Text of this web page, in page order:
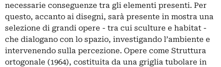
necessarie conseguenze tra gli elementi presenti. Per
questo, accanto ai disegni, sarà presente in mostra una
selezione di grandi opere - tra cui sculture e habitat -
che dialogano con lo spazio, investigando l’ambiente e
intervenendo sulla percezione. Opere come Struttura
ortogonale (1964), costituita da una griglia tubolare in